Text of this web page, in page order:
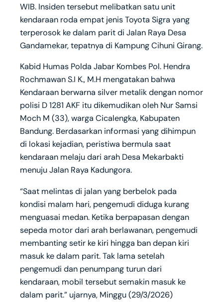
WIB. Insiden tersebut melibatkan satu unit
kendaraan roda empat jenis Toyota Sigra yang
terperosok ke dalam parit di Jalan Raya Desa
Gandamekar, tepatnya di Kampung Cihuni Girang.
Kabid Humas Polda Jabar Kombes Pol. Hendra
Rochmawan S.I K., M.H mengatakan bahwa
Kendaraan berwarna silver metalik dengan nomor
polisi D 1281 AKF itu dikemudikan oleh Nur Samsi
Moch M (33), warga Cicalengka, Kabupaten
Bandung. Berdasarkan informasi yang dihimpun
di lokasi kejadian, peristiwa bermula saat
kendaraan melaju dari arah Desa Mekarbakti
menuju Jalan Raya Kadungora.
“Saat melintas di jalan yang berbelok pada
kondisi malam hari, pengemudi diduga kurang
menguasai medan. Ketika berpapasan dengan
sepeda motor dari arah berlawanan, pengemudi
membanting setir ke kiri hingga ban depan kiri
masuk ke dalam parit. Tak lama setelah
pengemudi dan penumpang turun dari
kendaraan, mobil tersebut semakin masuk ke
dalam parit.” ujarnya, Minggu (29/3/2026)